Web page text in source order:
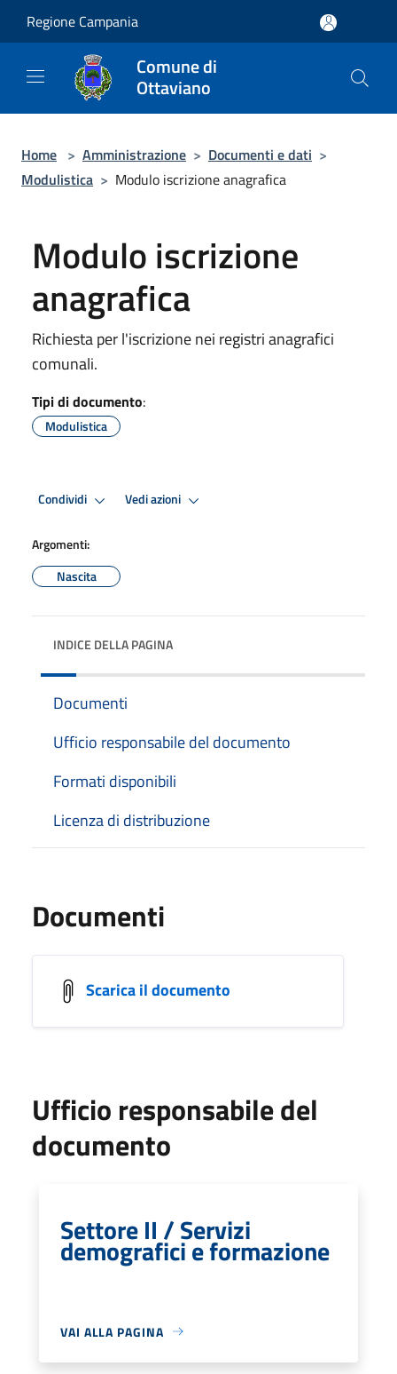
Regione Campania
Comune di
Ottaviano
Home > Amministrazione > Documenti e dati >
Modulistica > Modulo iscrizione anagrafica
Modulo iscrizione
anagrafica
Richiesta per l'iscrizione nei registri anagrafici
comunali.
Tipi di documento:
Modulistica
Condividi Vedi azioni
Argomenti:
Nascita
INDICE DELLA PAGINA
Documenti
Ufficio responsabile del documento
Formati disponibili
Licenza di distribuzione
Documenti
Scarica il documento
Ufficio responsabile del
documento
Settore II / Servizi
demografici e formazione
VAI ALLA PAGINA